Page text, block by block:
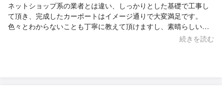
ネットショップ系の業者とは違い、しっかりとした基礎で工事し
て頂き、完成したカーポートはイメージ通りで大変満足です。
色々とわからないことも丁寧に教えて頂けますし、素晴らしい対
応だと思いました。お忙しい方なので問い合わせから工事の完成
続きを読む